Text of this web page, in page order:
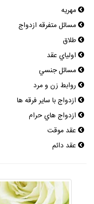
مهريه
مسائل متفرقه ازدواج
طلاق
اولياي عقد
مسائل جنسي
روابط زن و مرد
ازدواج با ساير فرقه ها
ازدواج هاي حرام
عقد موقت
عقد دائم